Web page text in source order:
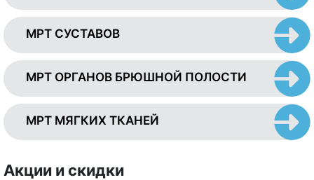
МРТ СУСТАВОВ
МРТ ОРГАНОВ БРЮШНОЙ ПОЛОСТИ
МРТ МЯГКИХ ТКАНЕЙ
Акции и скидки